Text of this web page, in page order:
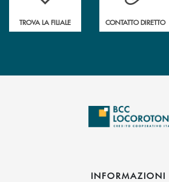
TROVA LA FILIALE CONTATTO DIRETTO
INFORMAZIONI